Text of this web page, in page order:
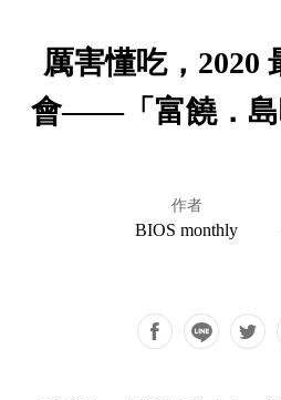
厲害懂吃，2020
會——「富饒．島
作者
BIOS monthly